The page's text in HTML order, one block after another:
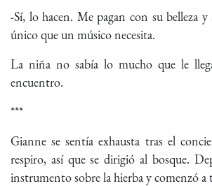
-Sí, lo hacen. Me pagan con su belleza
único que un músico necesita.
La niña no sabía lo mucho que le
encuentro.
***
Gianne se sentía exhausta tras el
respiro, así que se dirigió al bosque.
instrumento sobre la hierba y comenzó a